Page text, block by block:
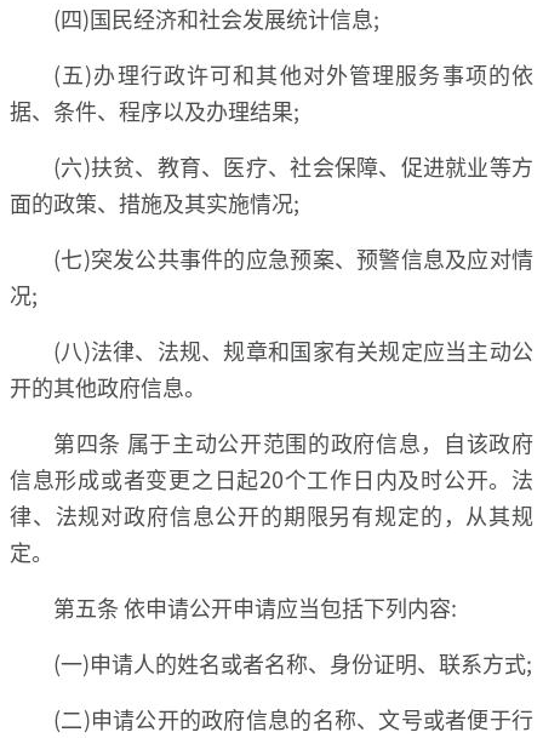
(四)国民经济和社会发展统计信息;
(五)办理行政许可和其他对外管理服务事项的依
据、条件、程序以及办理结果;
(六)扶贫、教育、医疗、社会保障、促进就业等方
面的政策、措施及其实施情况;
(七)突发公共事件的应急预案、预警信息及应对情
况;
(八)法律、法规、规章和国家有关规定应当主动公
开的其他政府信息。
第四条 属于主动公开范围的政府信息，自该政府
信息形成或者变更之日起20个工作日内及时公开。法
律、法规对政府信息公开的期限另有规定的，从其规
定。
第五条 依申请公开申请应当包括下列内容:
(一)申请人的姓名或者名称、身份证明、联系方式;
(二)申请公开的政府信息的名称、文号或者便于行